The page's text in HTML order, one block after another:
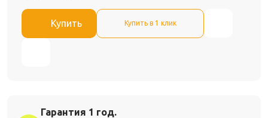
Купить Купить в 1 клик
Гарантия 1 год.